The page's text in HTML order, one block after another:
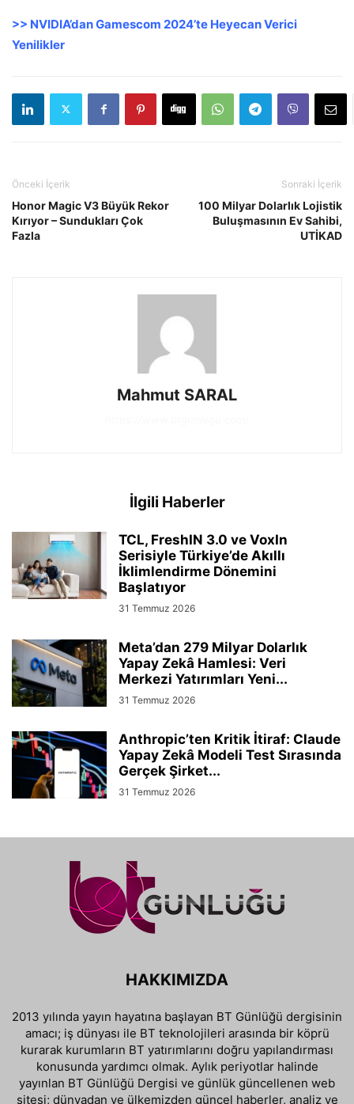
>> NVIDIA’dan Gamescom 2024’te Heyecan Verici
Yenilikler
Önceki İçerik
Honor Magic V3 Büyük Rekor
Kırıyor – Sundukları Çok
Fazla
Sonraki İçerik
100 Milyar Dolarlık Lojistik
Buluşmasının Ev Sahibi,
UTİKAD
Mahmut SARAL
İlgili Haberler
TCL, FreshIN 3.0 ve VoxIn
Serisiyle Türkiye’de Akıllı
İklimlendirme Dönemini
Başlatıyor
31 Temmuz 2026
Meta’dan 279 Milyar Dolarlık
Yapay Zekâ Hamlesi: Veri
Merkezi Yatırımları Yeni...
31 Temmuz 2026
Anthropic’ten Kritik İtiraf: Claude
Yapay Zekâ Modeli Test Sırasında
Gerçek Şirket...
31 Temmuz 2026
HAKKIMIZDA
2013 yılında yayın hayatına başlayan BT Günlüğü dergisinin
amacı; iş dünyası ile BT teknolojileri arasında bir köprü
kurarak kurumların BT yatırımlarını doğru yapılandırması
konusunda yardımcı olmak. Aylık periyotlar halinde
yayınlan BT Günlüğü Dergisi ve günlük güncellenen web
sitesi; dünyadan ve ülkemizden güncel haberler, analiz ve